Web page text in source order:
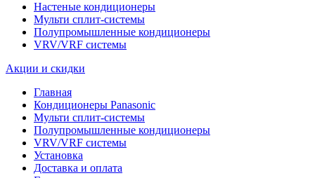
Настеные кондиционеры
Мульти сплит-системы
Полупромышленные кондиционеры
VRV/VRF системы
Акции и скидки
Главная
Кондиционеры Panasonic
Мульти сплит-системы
Полупромышленные кондиционеры
VRV/VRF системы
Установка
Доставка и оплата